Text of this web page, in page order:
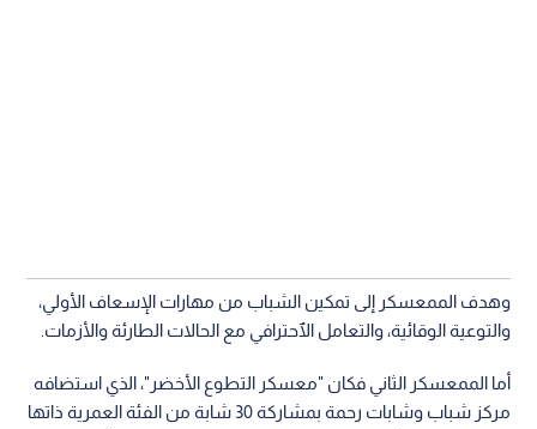
وهدف الممعسكر إلى تمكين الشباب من مهارات الإسعاف الأولي،
والتوعية الوقائية، والتعامل الٱحترافي مع الحالات الطارئة والأزمات.
أما الممعسكر الثاني فكان "معسكر التطوع الأخضر"، الذي استضافه
مركز شباب وشابات رحمة بمشاركة 30 شابة من الفئة العمرية ذاتها